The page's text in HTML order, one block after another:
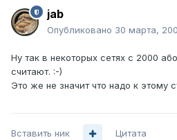
jab
Опубликовано 30 марта,
Ну так в некоторых сетях с 2000
считают. :-)
Это же не значит что надо к этому
Вставить ник Цитата